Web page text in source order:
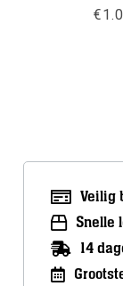
€
Veilig
Snelle
14